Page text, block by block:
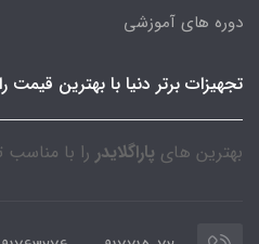
دوره های آموزشی
تجهیزات برتر دنیا با بهترین قیمت
بهترین های پاراگلایدر را با